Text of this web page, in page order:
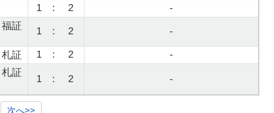
1 : 2 -
証
1 : 2 -
証 1 : 2 -
証
1 : 2 -
次へ>>